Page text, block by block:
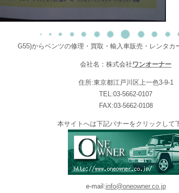
G55)からベンツの修理・買取・輸入車販売・レンタカ
会社名：株式会社ワンオーナー
住所:東京都江戸川区上一色3-9-1
TEL:03-5662-0107
FAX:03-5662-0108
本サイトへは下記バナーをクリックして
e-mail:info@oneowner.co.jp